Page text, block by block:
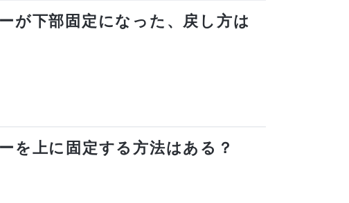
下部固定になった、戻し方は
上に固定する方法はある？